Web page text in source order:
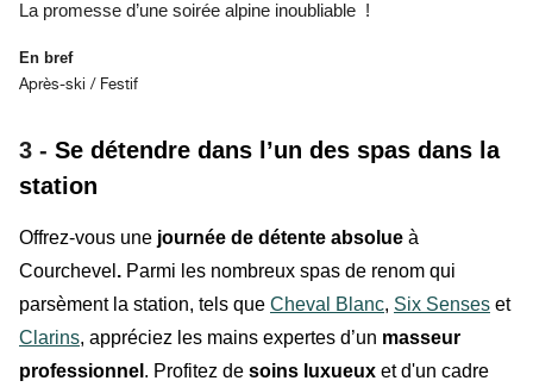
La promesse d’une soirée alpine inoubliable !
En bref
Après-ski / Festif
3 - Se détendre dans l’un des spas dans la
station
Offrez-vous une journée de détente absolue à
Courchevel . Parmi les nombreux spas de renom qui
parsèment la station, tels que Cheval Blanc, Six Senses et
Clarins, appréciez les mains expertes d’un masseur
professionnel . Profitez de soins luxueux et d'un cadre